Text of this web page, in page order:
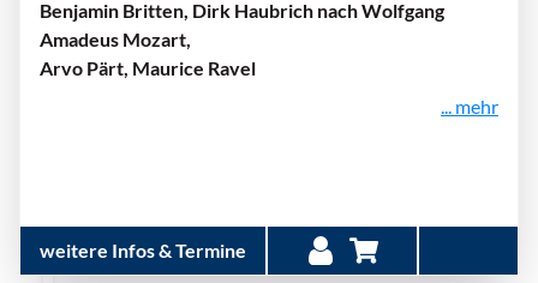
Benjamin Britten, Dirk Haubrich nach Wolfgang
Amadeus Mozart,
Arvo Pärt, Maurice Ravel
... mehr
weitere Infos & Termine